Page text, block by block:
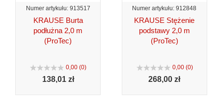
Numer artykułu: 913517
KRAUSE Burta
podłużna 2,0 m
(ProTec)
0,00 (0)
138,01 zł
Numer artykułu: 912848
KRAUSE Stężenie
podstawy 2,0 m
(ProTec)
0,00 (0)
268,00 zł